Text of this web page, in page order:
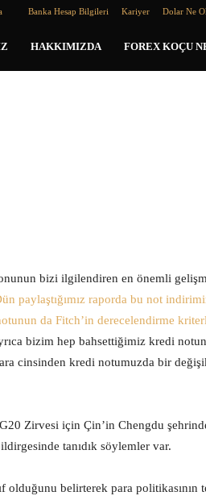
Banka Hesap Bilgileri Kariyer Dolar Ne
HAKKIMIZDA FOREX KOÇU
bizi ilgilendiren en önemli
paylaştığımız raporda bu not
da Fitch’in derecelendirme
bizim hep bahsettiğimiz kredi
cinsinden kredi notumuzda bir
Zirvesi için Çin’in Chengdu
tanıdık söylemler var.
belirterek para politikasının